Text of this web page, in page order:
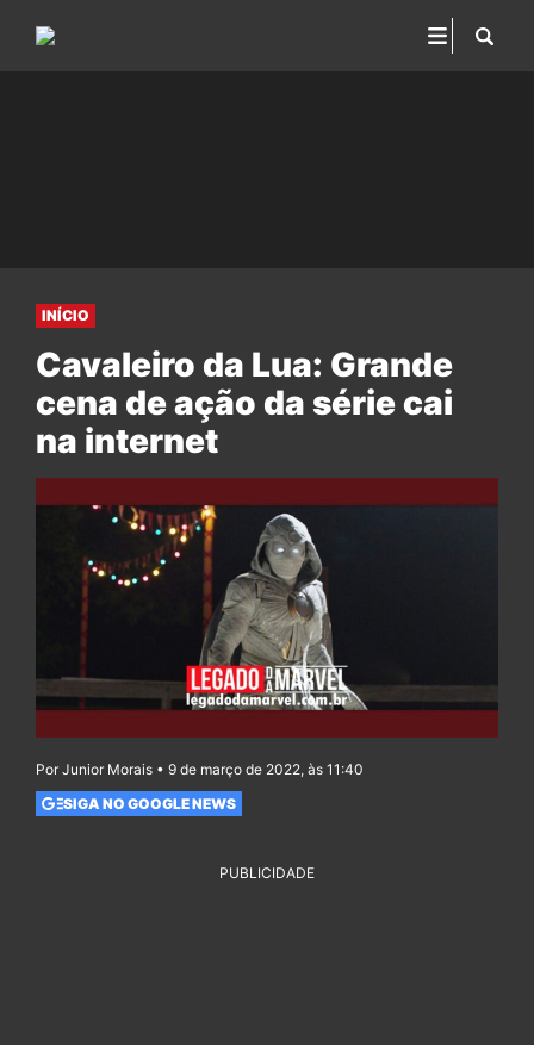
INÍCIO
Cavaleiro da Lua: Grande
cena de ação da série cai
na internet
Por Junior Morais • 9 de março de 2022, às 11:40
SIGA NO GOOGLE NEWS
PUBLICIDADE